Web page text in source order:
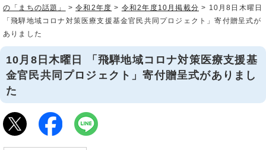
の「まちの話題」
>令和2年度 > 令和2年度10月掲載分 > 10月8日木曜日
「飛騨地域コロナ対策医療支援基金官民共同プロジェクト」寄付贈呈式が
ありました
10月8日木曜日 「飛騨地域コロナ対策医療支援基
金官民共同プロジェクト」寄付贈呈式がありまし
た